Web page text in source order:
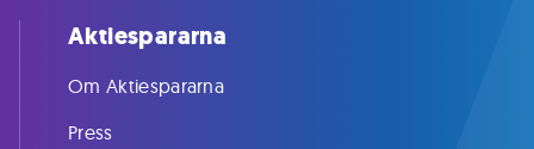
Aktiespararna
Om Aktiespararna
Press